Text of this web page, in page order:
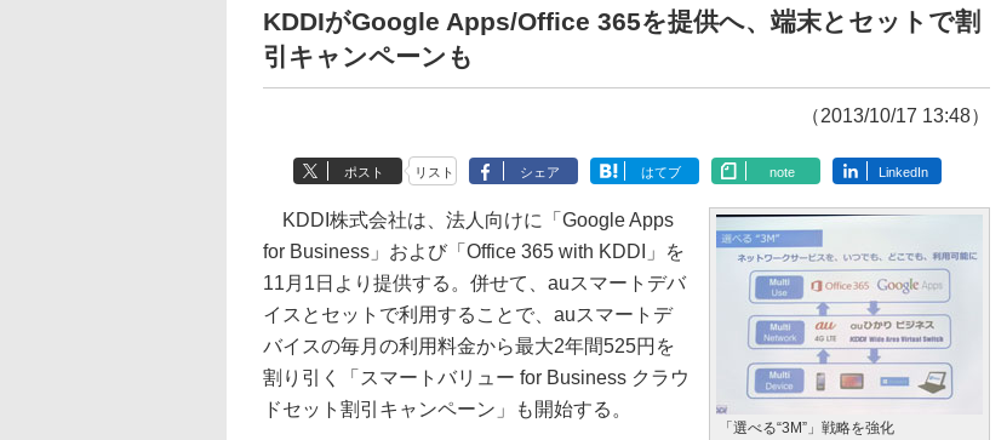
KDDIがGoogle Apps/Office 365を提供へ、端末とセットで割
引キャンペーンも
（2013/10/17 13:48）
ポスト リスト シェア はてブ note LinkedIn
「選べる“3M”」戦略を強化
KDDI株式会社は、法人向けに「Google Apps
for Business」および「Office 365 with KDDI」を
11月1日より提供する。併せて、auスマートデバ
イスとセットで利用することで、auスマートデ
バイスの毎月の利用料金から最大2年間525円を
割り引く「スマートバリュー for Business クラウ
ドセット割引キャンペーン」も開始する。